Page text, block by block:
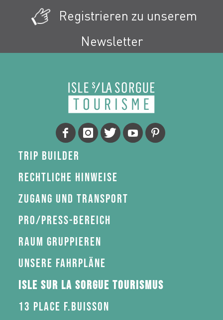
Registrieren zu unserem
Newsletter
Trip Builder
Rechtliche Hinweise
Zugang und Transport
Pro/Press-Bereich
Raum gruppieren
Unsere Fahrpläne
Isle sur la Sorgue Tourismus
13 Place F.Buisson